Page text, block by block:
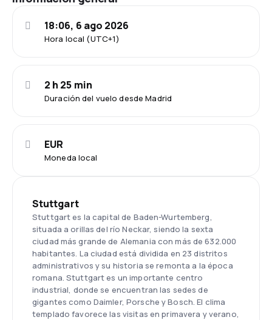
Hora local (UTC+1)
18:06, 6 ago 2026
Duración del vuelo desde Madrid
2 h 25 min
Moneda local
EUR
Stuttgart
Stuttgart es la capital de Baden-Wurtemberg,
situada a orillas del río Neckar, siendo la sexta
ciudad más grande de Alemania con más de 632.000
habitantes. La ciudad está dividida en 23 distritos
administrativos y su historia se remonta a la época
romana. Stuttgart es un importante centro
industrial, donde se encuentran las sedes de
gigantes como Daimler, Porsche y Bosch. El clima
templado favorece las visitas en primavera y verano,